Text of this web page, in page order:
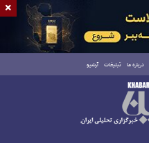
درباره ما تبلیغات آرشیو
×